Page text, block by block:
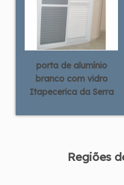
porta de alumínio
branco com vidro
Itapecerica da Serra
Regiões